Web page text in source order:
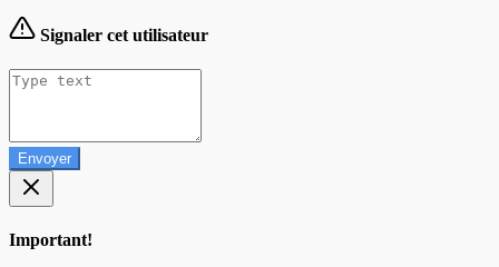
Signaler cet utilisateur
Envoyer
Important!